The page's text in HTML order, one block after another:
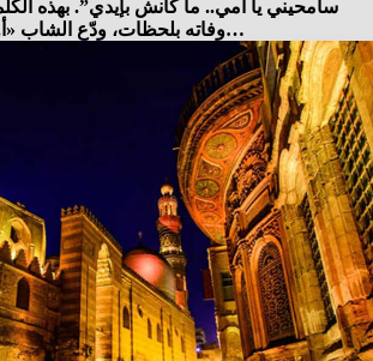
وفاته بلحظات، ودّع الشاب «أ. ال»، البالغ من العمر…